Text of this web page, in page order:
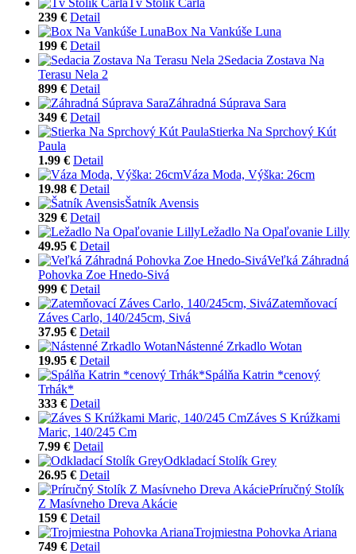
239 € Detail
Box Na Vankúše Luna
199 € Detail
Sedacia Zostava Na
Terasu Nela 2
899 € Detail
Záhradná Súprava Sara
349 € Detail
Stierka Na Sprchový Kút
Paula
1.99 € Detail
Váza Moda, Výška: 26cm
19.98 € Detail
Šatník Avensis
329 € Detail
Ležadlo Na Opaľovanie Lilly
49.95 € Detail
Veľká Záhradná
Pohovka Zoe Hnedo-Sivá
999 € Detail
Zatemňovací
Záves Carlo, 140/245cm, Sivá
37.95 € Detail
Nástenné Zrkadlo Wotan
19.95 € Detail
Spálňa Katrin *cenový
Trhák*
333 € Detail
Záves S Krúžkami
Maric, 140/245 Cm
7.99 € Detail
Odkladací Stolík Grey
26.95 € Detail
Príručný Stolík
Z Masívneho Dreva Akácie
159 € Detail
Trojmiestna Pohovka Ariana
749 € Detail